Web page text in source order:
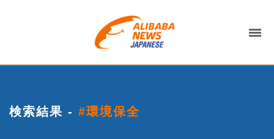
検索結果 - #環境保全